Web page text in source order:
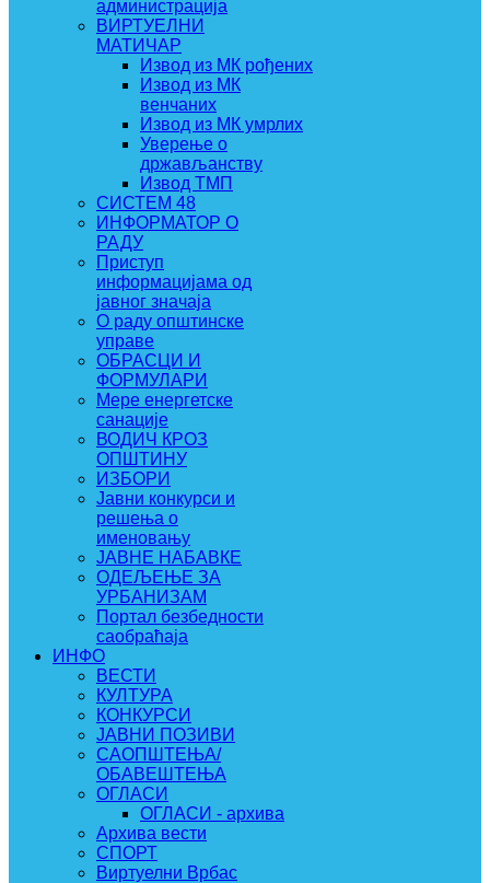
администрација
ВИРТУЕЛНИ
МАТИЧАР
Извод из МК рођених
Извод из МК
венчаних
Извод из МК умрлих
Уверење о
држављанству
Извод ТМП
СИСТЕМ 48
ИНФОРМАТОР О
РАДУ
Приступ
информацијама од
јавног значаја
О раду општинске
управе
ОБРАСЦИ И
ФОРМУЛАРИ
Мере енергетске
санације
ВОДИЧ КРОЗ
ОПШТИНУ
ИЗБОРИ
Јавни конкурси и
решења о
именовању
ЈАВНЕ НАБАВКЕ
ОДЕЉЕЊЕ ЗА
УРБАНИЗАМ
Портал безбедности
саобраћаја
ИНФО
ВЕСТИ
КУЛТУРА
КОНКУРСИ
ЈАВНИ ПОЗИВИ
САОПШТЕЊА/
ОБАВЕШТЕЊА
ОГЛАСИ
ОГЛАСИ - архива
Архива вести
СПОРТ
Виртуелни Врбас